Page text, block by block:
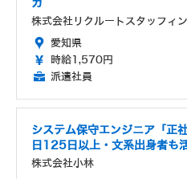
カ
株式会社リクルートスタッフィ
愛知県
時給1,570円
派遣社員
システム保守エンジニア「正
日125日以上・文系出身者も
株式会社小林